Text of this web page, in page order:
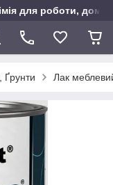
для роботи,
Лак